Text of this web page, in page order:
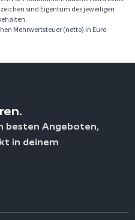
sind Eigentum des jeweiligen
Mehrwertsteuer (netto) in Euro
besten Angeboten,
in deinem